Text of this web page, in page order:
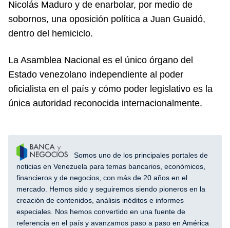
Nicolás Maduro y de enarbolar, por medio de
sobornos, una oposición política a Juan Guaidó,
dentro del hemiciclo.
La Asamblea Nacional es el único órgano del
Estado venezolano independiente al poder
oficialista en el país y cómo poder legislativo es la
única autoridad reconocida internacionalmente.
Somos uno de los principales portales de
noticias en Venezuela para temas bancarios, económicos,
financieros y de negocios, con más de 20 años en el
mercado. Hemos sido y seguiremos siendo pioneros en la
creación de contenidos, análisis inéditos e informes
especiales. Nos hemos convertido en una fuente de
referencia en el país y avanzamos paso a paso en América